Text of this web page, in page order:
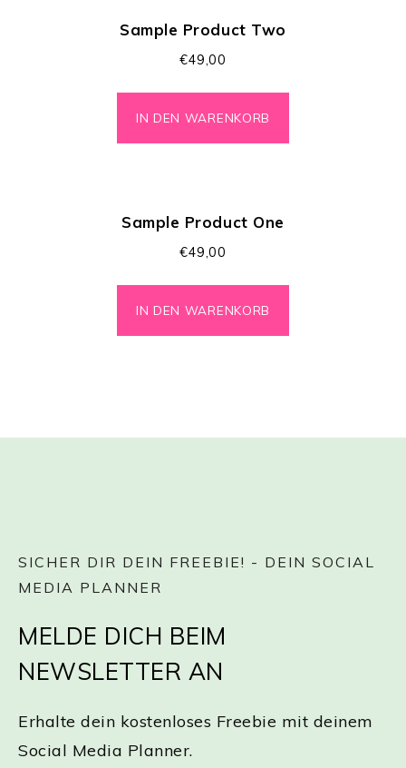
Sample Product Two
€49,00
IN DEN WARENKORB
Sample Product One
€49,00
IN DEN WARENKORB
SICHER DIR DEIN FREEBIE! - DEIN SOCIAL
MEDIA PLANNER
MELDE DICH BEIM
NEWSLETTER AN
Erhalte dein kostenloses Freebie mit deinem
Social Media Planner.